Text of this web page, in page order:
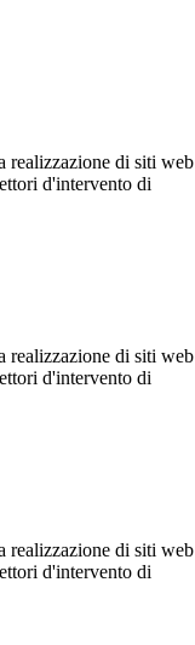
realizzazione di siti web
d'intervento di
realizzazione di siti web
d'intervento di
realizzazione di siti web
d'intervento di